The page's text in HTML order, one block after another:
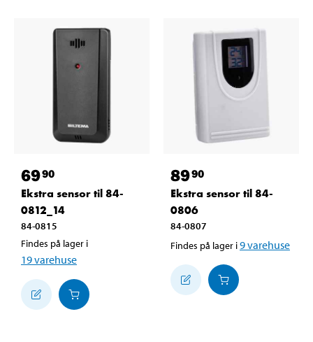
6990
Ekstra sensor til 84-
0812_14
84-0815
Findes på lager i
19varehuse
8990
Ekstra sensor til 84-
0806
84-0807
Findes på lager i9varehuse